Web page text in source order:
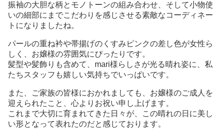
振袖の大胆な柄とモノトーンの組み合わせ、そして小物使
いの細部にまでこだわりを感じさせる素敵なコーディネー
トになりましたね。
パールの重ね衿や帯揚げのくすみピンクの差し色が女性ら
しく、お嬢様の雰囲気にぴったりです。
髪型や髪飾りも含めて、mari様らしさが光る晴れ姿に、私
たちスタッフも嬉しい気持ちでいっぱいです。
また、ご家族の皆様におかれましても、お嬢様のご成人を
迎えられたこと、心よりお祝い申し上げます。
これまで大切に育まれてきた日々が、この晴れの日に美し
い形となって表れたのだと感じております。